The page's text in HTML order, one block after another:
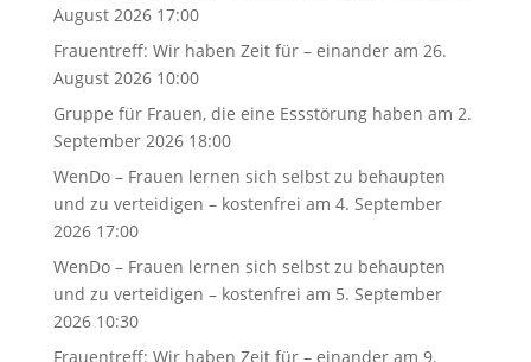
August 2026 17:00
Frauentreff: Wir haben Zeit für – einanderam 26.
August 2026 10:00
Gruppe für Frauen, die eine Essstörung haben am 2.
September 2026 18:00
WenDo – Frauen lernen sich selbst zu behaupten
und zu verteidigen – kostenfrei am 4. September
2026 17:00
WenDo – Frauen lernen sich selbst zu behaupten
und zu verteidigen – kostenfrei am 5. September
2026 10:30
Frauentreff: Wir haben Zeit für – einanderam 9.